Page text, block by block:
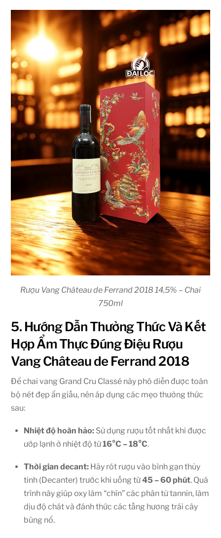
Rượu Vang Château de Ferrand 2018 14,5% – Chai
750ml
5. Hướng Dẫn Thưởng Thức Và Kết
Hợp Ẩm Thực Đúng Điệu Rượu
Vang Château de Ferrand 2018
Để chai vang Grand Cru Classé này phô diễn được toàn
bộ nét đẹp ẩn giấu, nên áp dụng các mẹo thưởng thức
sau:
Nhiệt độ hoàn hảo: Sử dụng rượu tốt nhất khi được
ướp lạnh ở nhiệt độ từ16°C – 18°C.
Thời gian decant: Hãy rót rượu vào bình gạn thủy
tinh (Decanter) trước khi uống từ45 – 60 phút. Quá
trình này giúp oxy làm “chín” các phân tử tannin, làm
dịu độ chát và đánh thức các tầng hương trái cây
bùng nổ.